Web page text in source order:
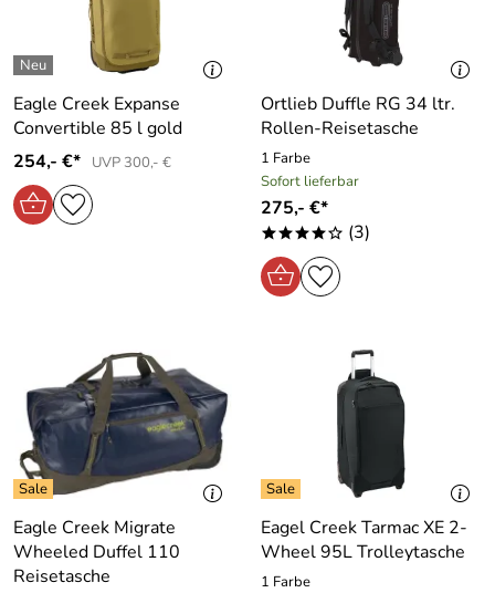
Eagle Creek Expanse
Convertible 85 l gold
254,- €*
UVP 300,- €
Ortlieb Duffle RG 34 ltr.
Rollen-Reisetasche
1 Farbe
Sofort lieferbar
275,- €*
****o (3)
Eagle Creek Migrate
Wheeled Duffel 110
Reisetasche
Eagel Creek Tarmac XE 2-
Wheel 95L Trolleytasche
1 Farbe